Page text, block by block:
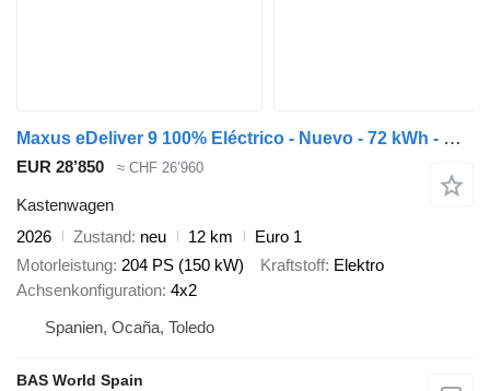
Maxus eDeliver 9 100% Eléctrico - Nuevo - 72 kWh - WLTP 280 km - CarPl
EUR 28’850 ≈ CHF 26’960
Kastenwagen
2026
Zustand neu 12 km
Euro 1
Motorleistung 204 PS (150 kW) Kraftstoff Elektro
Achsenkonfiguration 4x2
Spanien, Ocaña, Toledo
BAS World Spain